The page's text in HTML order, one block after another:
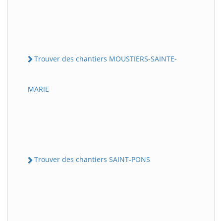
Trouver des chantiers MOUSTIERS-SAINTE-
MARIE
Trouver des chantiers SAINT-PONS